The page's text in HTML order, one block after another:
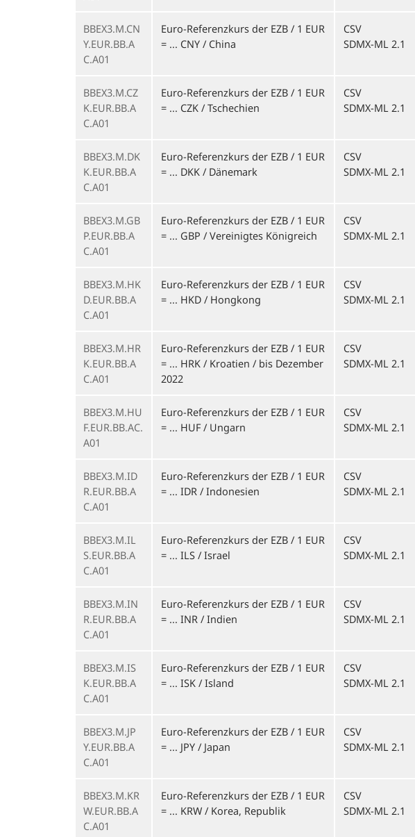
BBEX3.M.CN
Y.EUR.BB.A
C.A01
Euro-Referenzkurs der EZB / 1 EUR
= ... CNY / China
CSV
SDMX-ML 2.1
BBEX3.M.CZ
K.EUR.BB.A
C.A01
Euro-Referenzkurs der EZB / 1 EUR
= ... CZK / Tschechien
CSV
SDMX-ML 2.1
BBEX3.M.DK
K.EUR.BB.A
C.A01
Euro-Referenzkurs der EZB / 1 EUR
= ... DKK / Dänemark
CSV
SDMX-ML 2.1
BBEX3.M.GB
P.EUR.BB.A
C.A01
Euro-Referenzkurs der EZB / 1 EUR
= ... GBP / Vereinigtes Königreich
CSV
SDMX-ML 2.1
BBEX3.M.HK
D.EUR.BB.A
C.A01
Euro-Referenzkurs der EZB / 1 EUR
= ... HKD / Hongkong
CSV
SDMX-ML 2.1
BBEX3.M.HR
K.EUR.BB.A
C.A01
Euro-Referenzkurs der EZB / 1 EUR
= ... HRK / Kroatien / bis Dezember
2022
CSV
SDMX-ML 2.1
BBEX3.M.HU
F.EUR.BB.AC.
A01
Euro-Referenzkurs der EZB / 1 EUR
= ... HUF / Ungarn
CSV
SDMX-ML 2.1
BBEX3.M.ID
R.EUR.BB.A
C.A01
Euro-Referenzkurs der EZB / 1 EUR
= ... IDR / Indonesien
CSV
SDMX-ML 2.1
BBEX3.M.IL
S.EUR.BB.A
C.A01
Euro-Referenzkurs der EZB / 1 EUR
= ... ILS / Israel
CSV
SDMX-ML 2.1
BBEX3.M.IN
R.EUR.BB.A
C.A01
Euro-Referenzkurs der EZB / 1 EUR
= ... INR / Indien
CSV
SDMX-ML 2.1
BBEX3.M.IS
K.EUR.BB.A
C.A01
Euro-Referenzkurs der EZB / 1 EUR
= ... ISK / Island
CSV
SDMX-ML 2.1
BBEX3.M.JP
Y.EUR.BB.A
C.A01
Euro-Referenzkurs der EZB / 1 EUR
= ... JPY / Japan
CSV
SDMX-ML 2.1
BBEX3.M.KR
W.EUR.BB.A
C.A01
Euro-Referenzkurs der EZB / 1 EUR
= ... KRW / Korea, Republik
CSV
SDMX-ML 2.1